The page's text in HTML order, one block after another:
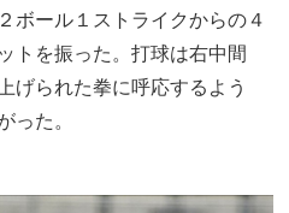
ボール１ストライクからの４
トを振った。打球は右中間
げられた拳に呼応するよう
った。